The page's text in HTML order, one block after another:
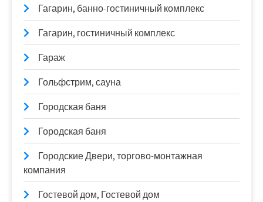
Гагарин, банно-гостиничный комплекс
Гагарин, гостиничный комплекс
Гараж
Гольфстрим, сауна
Городская баня
Городская баня
Городские Двери, торгово-монтажная
компания
Гостевой дом, Гостевой дом